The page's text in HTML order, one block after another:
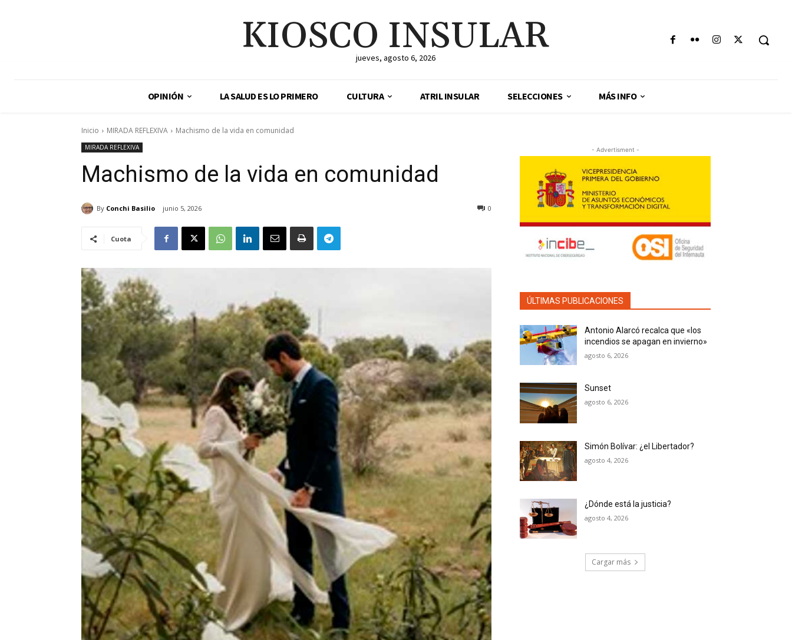
KIOSCO INSULAR
jueves, agosto 6, 2026
OPINIÓN LA SALUD ES LO PRIMERO CULTURA ATRIL INSULAR SELECCIONES MÁS INFO
Inicio MIRADA REFLEXIVA Machismo de la vida en comunidad
MIRADA REFLEXIVA
Machismo de la vida en comunidad
By Conchi Basilio junio 5, 2026 0
Cuota
- Advertisment -
ÚLTIMAS PUBLICACIONES
Antonio Alarcó recalca que «los
incendios se apagan en invierno»
agosto 6, 2026
Sunset
agosto 6, 2026
Simón Bolívar: ¿el Libertador?
agosto 4, 2026
¿Dónde está la justicia?
agosto 4, 2026
Cargar más